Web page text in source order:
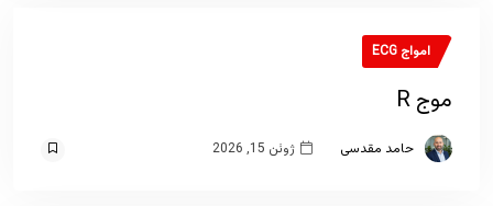
امواج ECG
موج R
حامد مقدسی ژوئن 15, 2026